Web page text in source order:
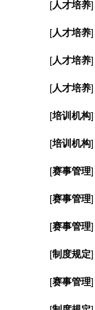
[人才培养]
[人才培养]
[人才培养]
[人才培养]
[培训机构]
[培训机构]
[赛事管理]
[赛事管理]
[赛事管理]
[制度规定]
[赛事管理]